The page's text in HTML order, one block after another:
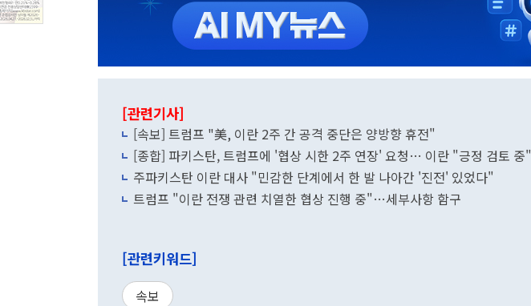
[관련기사]
[속보] 트럼프 "美, 이란 2주 간 공격 중단은 양방향 휴전"
[종합] 파키스탄, 트럼프에 '협상 시한 2주 연장' 요청… 이란 "긍정 검토 중"
주파키스탄 이란 대사 "민감한 단계에서 한 발 나아간 '진전' 있었다"
트럼프 "이란 전쟁 관련 치열한 협상 진행 중"…세부사항 함구
[관련키워드]
속보